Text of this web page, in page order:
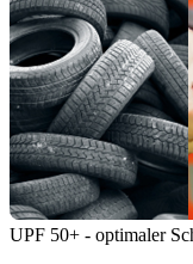
UPF 50+ - optimaler